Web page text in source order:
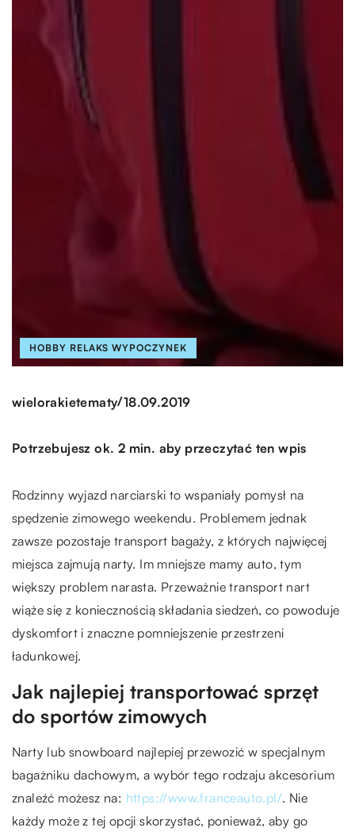
HOBBY RELAKS WYPOCZYNEK
wielorakietematy/18.09.2019
Potrzebujesz ok. 2 min. aby przeczytać ten wpis
Rodzinny wyjazd narciarski to wspaniały pomysł na
spędzenie zimowego weekendu. Problemem jednak
zawsze pozostaje transport bagaży, z których najwięcej
miejsca zajmują narty. Im mniejsze mamy auto, tym
większy problem narasta. Przeważnie transport nart
wiąże się z koniecznością składania siedzeń, co powoduje
dyskomfort i znaczne pomniejszenie przestrzeni
ładunkowej.
Jak najlepiej transportować sprzęt
do sportów zimowych
Narty lub snowboard najlepiej przewozić w specjalnym
bagażniku dachowym, a wybór tego rodzaju akcesorium
znaleźć możesz na: https://www.franceauto.pl/. Nie
każdy może z tej opcji skorzystać, ponieważ, aby go